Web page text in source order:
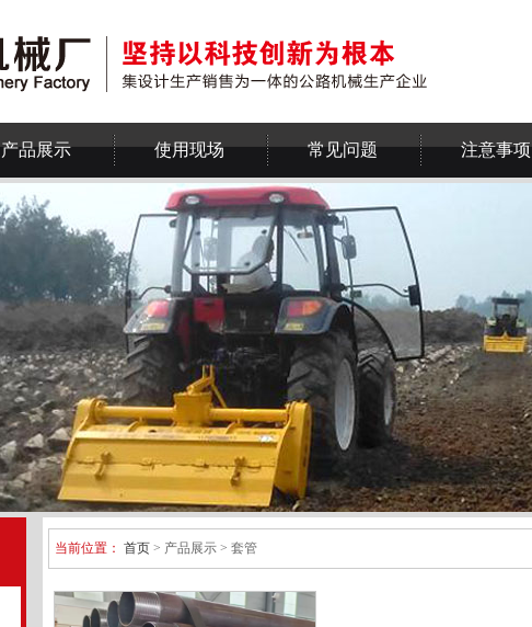
产品展示 使用现场 常见问题 注意事项
当前位置： 首页 > 产品展示 > 套管